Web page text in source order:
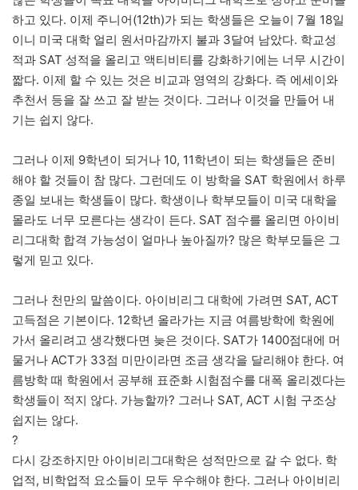
하고 있다. 이제 주니어(12th)가 되는 학생들은 오늘이 7월 18일
이니 미국 대학 얼리 원서마감까지 불과 3달여 남았다. 학교성
적과 SAT 성적을 올리고 액티비티를 강화하기에는 너무 시간이
짧다. 이제 할 수 있는 것은 비교과 영역의 강화다. 즉 에세이와
추천서 등을 잘 쓰고 잘 받는 것이다. 그러나 이것을 만들어 내
기는 쉽지 않다.
그러나 이제 9학년이 되거나 10, 11학년이 되는 학생들은 준비
해야 할 것들이 참 많다. 그런데도 이 방학을 SAT 학원에서 하루
종일 보내는 학생들이 많다. 학생이나 학부모들이 미국 대학을
몰라도 너무 모른다는 생각이 든다. SAT 점수를 올리면 아이비
리그대학 합격 가능성이 얼마나 높아질까? 많은 학부모들은 그
렇게 믿고 있다.
그러나 천만의 말씀이다. 아이비리그 대학에 가려면 SAT, ACT
고득점은 기본이다. 12학년 올라가는 지금 여름방학에 학원에
가서 올리려고 생각했다면 늦은 것이다. SAT가 1400점대에 머
물거나 ACT가 33점 미만이라면 조금 생각을 달리해야 한다. 여
름방학 때 학원에서 공부해 표준화 시험점수를 대폭 올리겠다는
학생들이 적지 않다. 가능할까? 그러나 SAT, ACT 시험 구조상
쉽지는 않다.
?
다시 강조하지만 아이비리그대학은 성적만으로 갈 수 없다. 학
업적, 비학업적 요소들이 모두 우수해야 한다. 그러나 아이비리